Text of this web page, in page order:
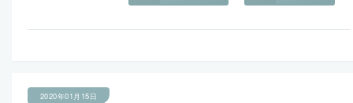
2020年01月15日